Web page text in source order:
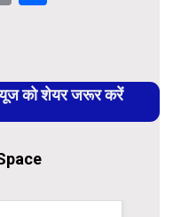
को शेयर जरूर करें